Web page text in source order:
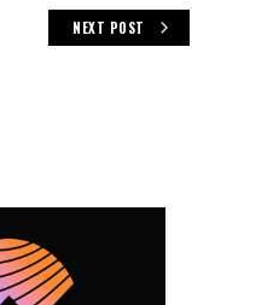
NEXT POST